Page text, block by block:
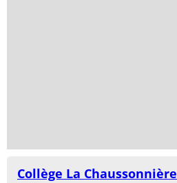
Collège La Chaussonnière